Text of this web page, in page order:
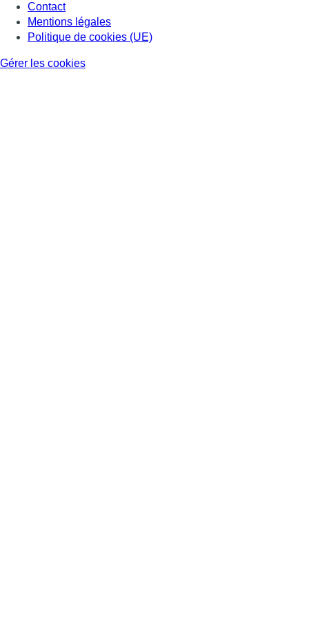
Contact
Mentions légales
Politique de cookies (UE)
Gérer les cookies